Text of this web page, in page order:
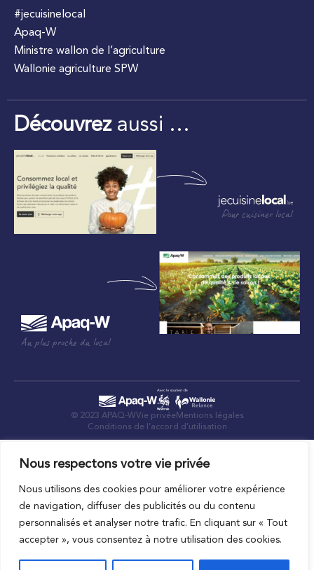
Nous respectons votre vie privée
Nous utilisons des cookies pour améliorer votre expérience
de navigation, diffuser des publicités ou du contenu
personnalisés et analyser notre trafic. En cliquant sur « Tout
accepter », vous consentez à notre utilisation des cookies.
#jecuisinelocal
Apaq-W
Ministre wallon de l’agriculture
Wallonie agriculture SPW
Découvrezaussi …
Pour cuisiner local
Au plus proche du local
© 2023 APAQ-WVie privée Mentions légales
Conditions de l’accord d’utilisation